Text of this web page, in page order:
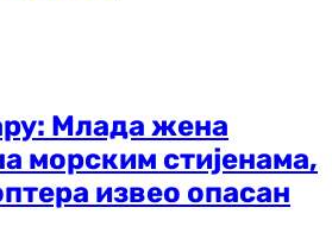
Млада жена
морским стијенама,
извео опасан